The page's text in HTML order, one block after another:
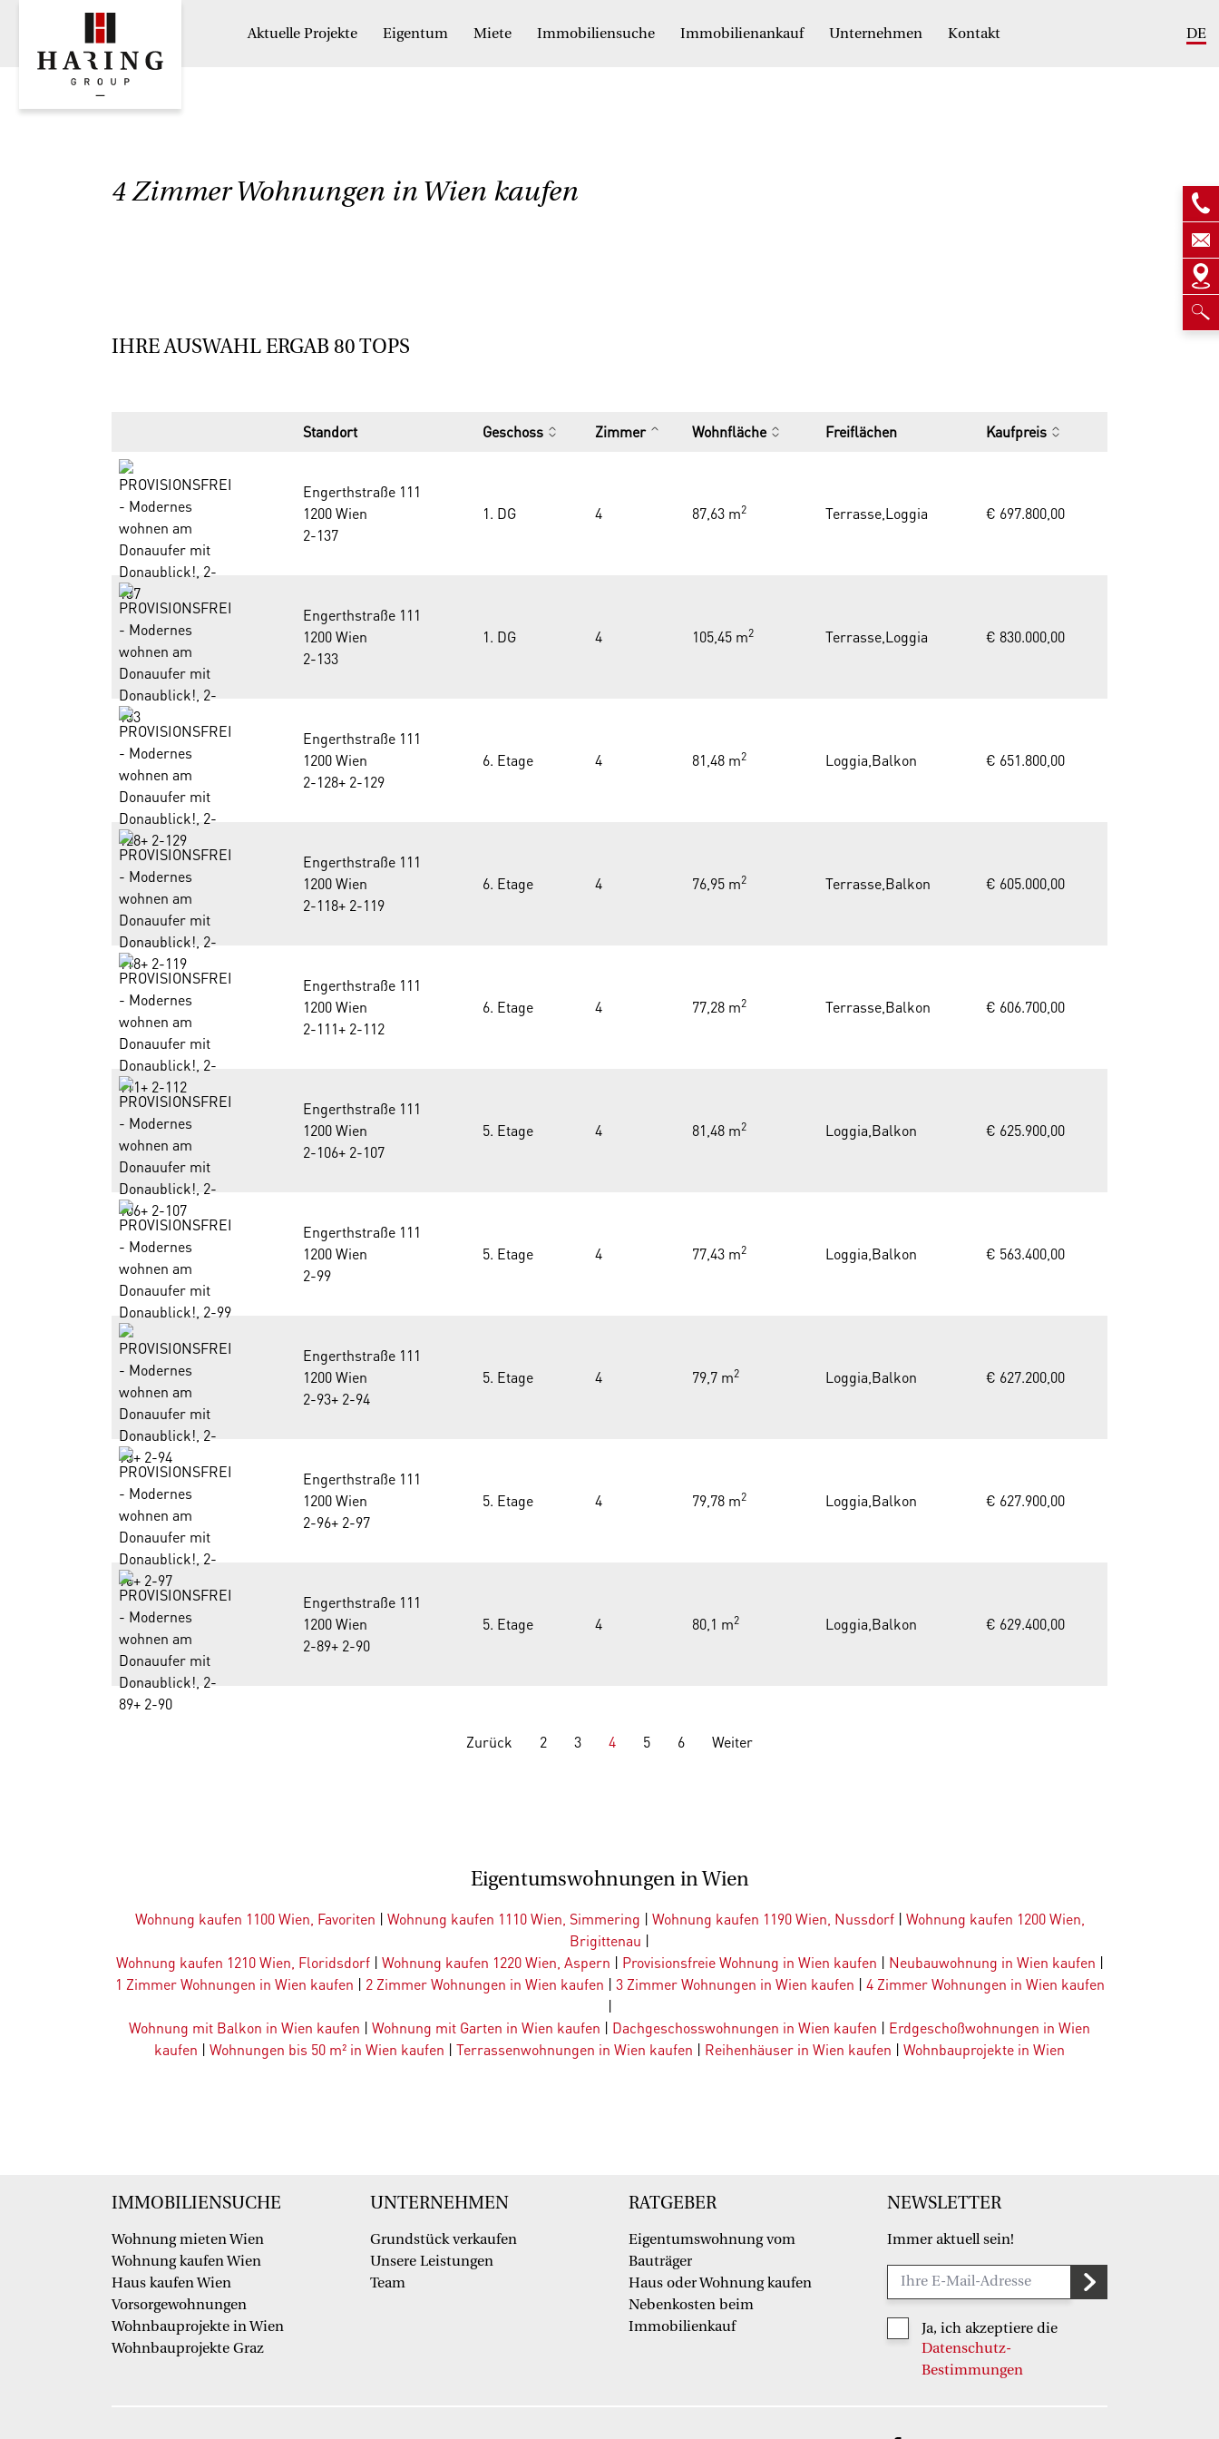
Aktuelle Projekte Eigentum Miete Immobiliensuche Immobilienankauf Unternehmen Kontakt DE
4 Zimmer Wohnungen in Wien kaufen
IHRE AUSWAHL ERGAB 80TOPS
Standort Geschoss Zimmer Wohnfläche Freiflächen Kaufpreis
Engerthstraße 111
1200 Wien
2-137
1. DG 4 87,63 m2 Terrasse,Loggia € 697.800,00
Engerthstraße 111
1200 Wien
2-133
1. DG 4 105,45 m2 Terrasse,Loggia € 830.000,00
Engerthstraße 111
1200 Wien
2-128+ 2-129
6. Etage 4 81,48 m2 Loggia,Balkon € 651.800,00
Engerthstraße 111
1200 Wien
2-118+ 2-119
6. Etage 4 76,95 m2 Terrasse,Balkon € 605.000,00
Engerthstraße 111
1200 Wien
2-111+ 2-112
6. Etage 4 77,28 m2 Terrasse,Balkon € 606.700,00
Engerthstraße 111
1200 Wien
2-106+ 2-107
5. Etage 4 81,48 m2 Loggia,Balkon € 625.900,00
Engerthstraße 111
1200 Wien
2-99
5. Etage 4 77,43 m2 Loggia,Balkon € 563.400,00
Engerthstraße 111
1200 Wien
2-93+ 2-94
5. Etage 4 79,7 m2 Loggia,Balkon € 627.200,00
Engerthstraße 111
1200 Wien
2-96+ 2-97
5. Etage 4 79,78 m2 Loggia,Balkon € 627.900,00
Engerthstraße 111
1200 Wien
2-89+ 2-90
5. Etage 4 80,1 m2 Loggia,Balkon € 629.400,00
Zurück 2 3 4 5 6 Weiter
Eigentumswohnungen in Wien
Wohnung kaufen 1100 Wien, Favoriten | Wohnung kaufen 1110 Wien, Simmering | Wohnung kaufen 1190 Wien, Nussdorf| Wohnung kaufen 1200 Wien,
Brigittenau |
Wohnung kaufen 1210 Wien, Floridsdorf| Wohnung kaufen 1220 Wien, Aspern | Provisionsfreie Wohnung in Wien kaufen | Neubauwohnung in Wien kaufen |
1 Zimmer Wohnungen in Wien kaufen | 2 Zimmer Wohnungen in Wien kaufen | 3 Zimmer Wohnungen in Wien kaufen | 4 Zimmer Wohnungen in Wien kaufen
|
Wohnung mit Balkon in Wien kaufen | Wohnung mit Garten in Wien kaufen | Dachgeschosswohnungen in Wien kaufen | Erdgeschoßwohnungen in Wien
kaufen | Wohnungen bis 50 m² in Wien kaufen | Terrassenwohnungen in Wien kaufen | Reihenhäuser in Wien kaufen | Wohnbauprojekte in Wien
IMMOBILIENSUCHE
Wohnung mieten Wien
Wohnung kaufen Wien
Haus kaufen Wien
Vorsorgewohnungen
Wohnbauprojekte in Wien
Wohnbauprojekte Graz
UNTERNEHMEN
Grundstück verkaufen
Unsere Leistungen
Team
RATGEBER
Eigentumswohnung vom
Bauträger
Haus oder Wohnung kaufen
Nebenkosten beim
Immobilienkauf
NEWSLETTER
Immer aktuell sein!
Ja, ich akzeptiere die
Datenschutz-
Bestimmungen